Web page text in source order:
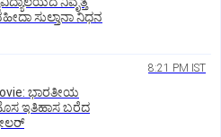
ಸುಲ್ತಾನಾ ನಿಧನ
8:21 PM IST
ಭಾರತೀಯ
ಇತಿಹಾಸ ಬರೆದ